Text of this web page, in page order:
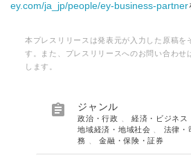
ey.com/ja_jp/people/ey-business-partner
本プレスリリースは発表元が入力した原稿を
す。また、プレスリリースへのお問い合わせ
します。
 ジャンル
政治・行政 経済・ビジネス
地域経済・地域社会
法律・
務
、金融・保険・証券